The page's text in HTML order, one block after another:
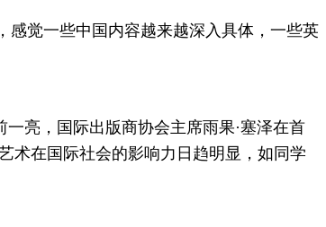
感觉一些中国内容越来越深入具体，一些英
亮，国际出版商协会主席雨果·塞泽在首
术在国际社会的影响力日趋明显，如同学